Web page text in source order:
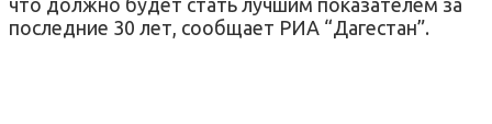
последние 30 лет, сообщает РИА “Дагестан”.